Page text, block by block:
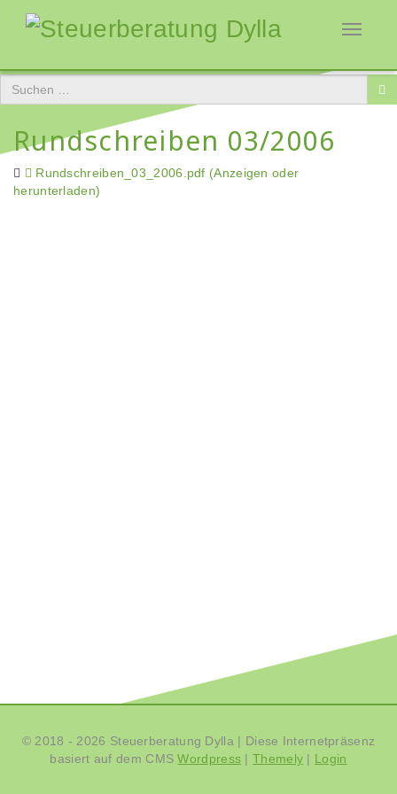
Toggle
Rundschreiben 03/2006
Rundschreiben_03_2006.pdf (Anzeigen oder
herunterladen)
© 2018 - 2026 Steuerberatung Dylla | Diese Internetpräsenz
basiert auf dem CMSWordpress |Themely | Login